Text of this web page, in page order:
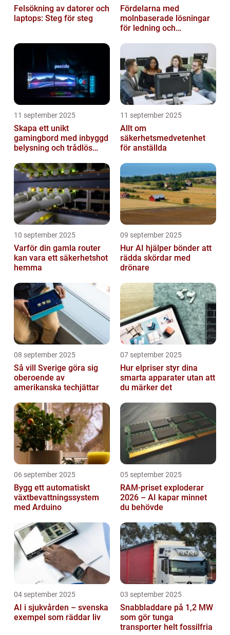
Felsökning av datorer och
laptops: Steg för steg
Fördelarna med
molnbaserade lösningar
för ledning och
11 september 2025
Skapa ett unikt
gamingbord med inbyggd
belysning och trådlös
11 september 2025
Allt om
säkerhetsmedvetenhet
för anställda
10 september 2025
Varför din gamla router
kan vara ett säkerhetshot
hemma
09 september 2025
Hur AI hjälper bönder att
rädda skördar med
drönare
08 september 2025
Så vill Sverige göra sig
oberoende av
amerikanska techjättar
07 september 2025
Hur elpriser styr dina
smarta apparater utan att
du märker det
06 september 2025
Bygg ett automatiskt
växtbevattningssystem
med Arduino
05 september 2025
RAM-priset exploderar
2026 – AI kapar minnet
du behövde
04 september 2025
AI i sjukvården – svenska
exempel som räddar liv
03 september 2025
Snabbladdare på 1,2 MW
som gör tunga
transporter helt fossilfria